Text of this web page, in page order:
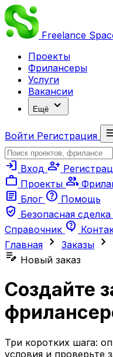
Freelance
Проекты
Фрилансеры
Услуги
Вакансии
Ещё expand_more
Войти Регистрация
login Вход person_add
work Проекты group
article Блог help Помощь
verified_user Безопасная сделка
Справочник contact_support
Главная chevron_right Заказы chevron_right
edit_note Новый заказ
Создайте
Три коротких шага:
условия и проверьте